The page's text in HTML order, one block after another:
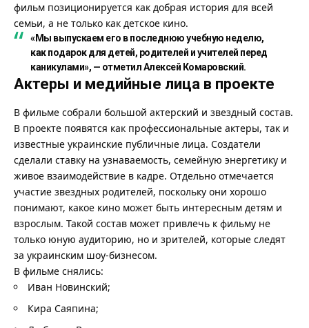
фильм позиционируется как добрая история для всей
семьи, а не только как детское кино.
«Мы выпускаем его в последнюю учебную неделю,
как подарок для детей, родителей и учителей перед
каникулами», — отметил Алексей Комаровский.
Актеры и медийные лица в проекте
В фильме собрали большой актерский и звездный состав.
В проекте появятся как профессиональные актеры, так и
известные украинские публичные лица. Создатели
сделали ставку на узнаваемость, семейную энергетику и
живое взаимодействие в кадре. Отдельно отмечается
участие звездных родителей, поскольку они хорошо
понимают, какое кино может быть интересным детям и
взрослым. Такой состав может привлечь к фильму не
только юную аудиторию, но и зрителей, которые следят
за украинским шоу-бизнесом.
В фильме снялись:
Иван Новинский;
Кира Саяпина;